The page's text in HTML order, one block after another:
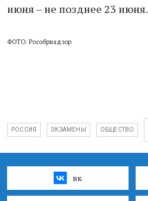
июня – не позднее 23 июня.
ФОТО: Рособрнадзор
РОССИЯ ЭКЗАМЕНЫ ОБЩЕСТВО
вк